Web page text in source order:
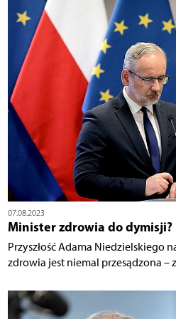
07.08.2023
Minister zdrowia do dymisji?
Przyszłość Adama Niedzielskiego
zdrowia jest niemal przesądzona –